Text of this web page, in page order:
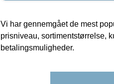
Vi har gennemgået de mest
prisniveau, sortimentstørrelse,
betalingsmuligheder.